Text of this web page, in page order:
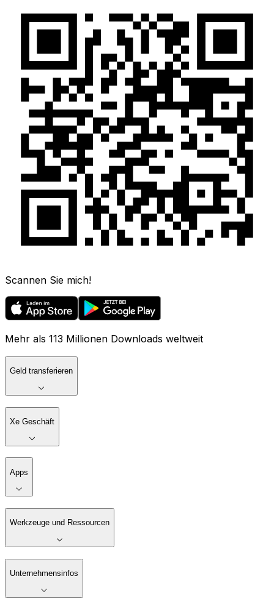
Scannen Sie mich!
Mehr als 113 Millionen Downloads weltweit
Geld transferieren
Xe Geschäft
Apps
Werkzeuge und Ressourcen
Unternehmensinfos